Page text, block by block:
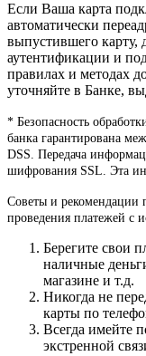
Если Ваша карта
автоматически
выпустившего карту,
аутентификации и
правилах и методах
уточняйте в Банке,
* Безопасность
банка гарантирована
DSS. Передача
шифрования SSL. Эта
Советы и рекомендации
проведения платежей с
Берегите свои
наличные
магазине и т.д.
Никогда не
карты по
Всегда имейте
экстренной